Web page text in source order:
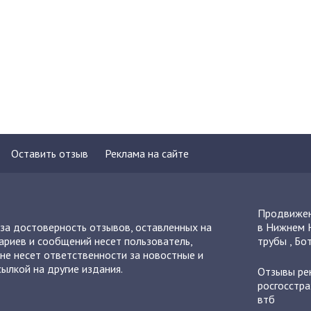
Оставить отзыв Реклама на сайте
достоверность отзывов, оставленных на
и сообщений несет пользователь,
несет ответственности за новостные и
на другие издания.
в Нижнем
трубы ,
Отзывы
втб